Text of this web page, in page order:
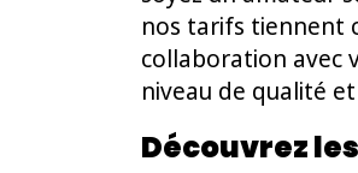
nos tarifs tiennent
collaboration avec
niveau de qualité
Découvrez